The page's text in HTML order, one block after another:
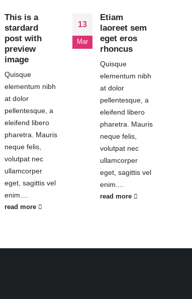
This is a
stardard
post with
preview
image
Quisque
elementum nibh
at dolor
pellentesque, a
eleifend libero
pharetra. Mauris
neque felis,
volutpat nec
ullamcorper
eget, sagittis vel
enim....
read more
13
Mar
Etiam
laoreet sem
eget eros
rhoncus
Quisque
elementum nibh
at dolor
pellentesque, a
eleifend libero
pharetra. Mauris
neque felis,
volutpat nec
ullamcorper
eget, sagittis vel
enim....
read more